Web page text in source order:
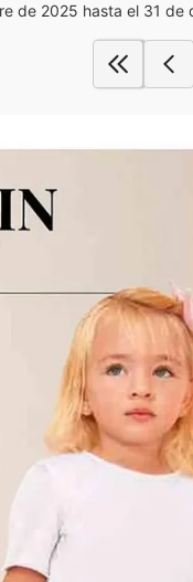
de 2025 hasta el 31 de